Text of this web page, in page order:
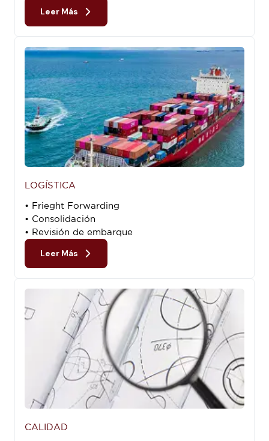
Leer Más
LOGÍSTICA
• Frieght Forwarding
• Consolidación
• Revisión de embarque
Leer Más
CALIDAD